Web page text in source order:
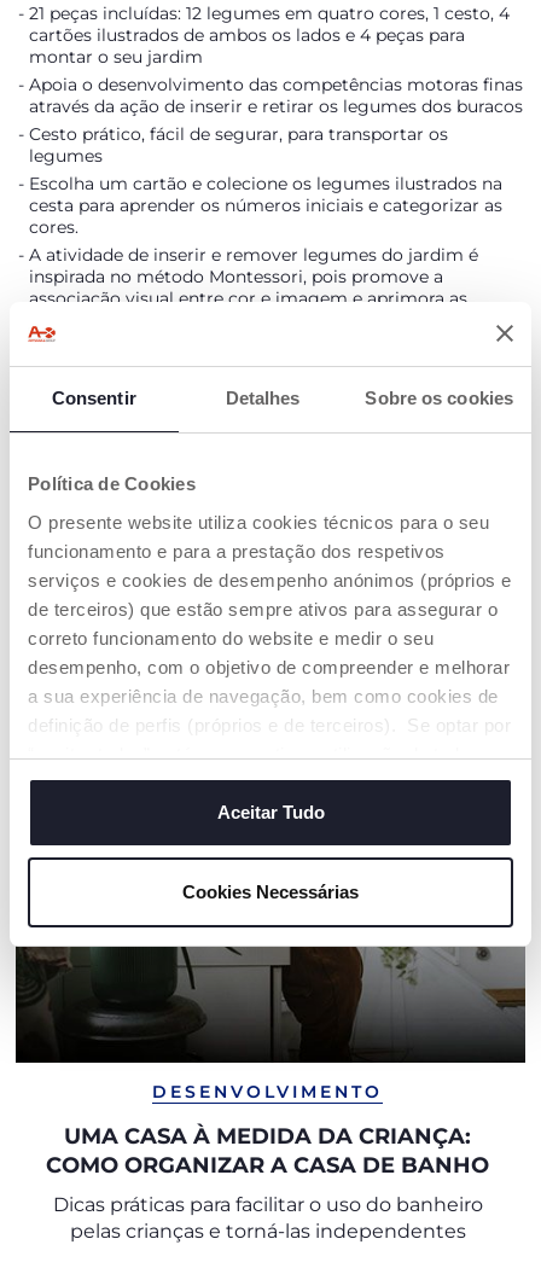
Consentir Detalhes Sobre os cookies
Política de Cookies
O presente website utiliza cookies técnicos para o seu
funcionamento e para a prestação dos respetivos
serviços e cookies de desempenho anónimos (próprios e
de terceiros) que estão sempre ativos para assegurar o
correto funcionamento do website e medir o seu
desempenho, com o objetivo de compreender e melhorar
a sua experiência de navegação, bem como cookies de
definição de perfis (próprios e de terceiros). Se optar por
“aceitar todos” está a consentir na utilização de todos os
cookies. Se quiser saber mais, alterar ou revogar o
consentimento de todos ou de alguns cookies, clique em
"mostrar detalhes". Ao fechar este aviso, está a
são necessários e essenciais para garantir o
funcionamento desta página.
Aceitar Tudo
Cookies Necessárias
21 peças incluídas: 12 legumes em quatro cores, 1 cesto, 4
cartões ilustrados de ambos os lados e 4 peças para
montar o seu jardim
Apoia o desenvolvimento das competências motoras finas
através da ação de inserir e retirar os legumes dos buracos
Cesto prático, fácil de segurar, para transportar os
legumes
Escolha um cartão e colecione os legumes ilustrados na
cesta para aprender os números iniciais e categorizar as
cores.
A atividade de inserir e remover legumes do jardim é
inspirada no método Montessori, pois promove a
associação visual entre cor e imagem e aprimora as
DETALHES DO PRODUTO
Encontre uma loja
OS NOSSOS CONSELHOS
DESENVOLVIMENTO
UMA CASA À MEDIDA DA CRIANÇA:
COMO ORGANIZAR A CASA DE BANHO
Dicas práticas para facilitar o uso do banheiro
pelas crianças e torná-las independentes